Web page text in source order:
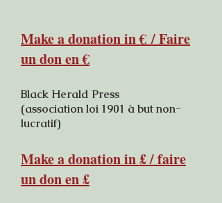
Make a donation in€/ Faire
un don en €
Black Herald Press
(association loi 1901 à but non-
lucratif)
Make a donation in £ / faire
un don en £